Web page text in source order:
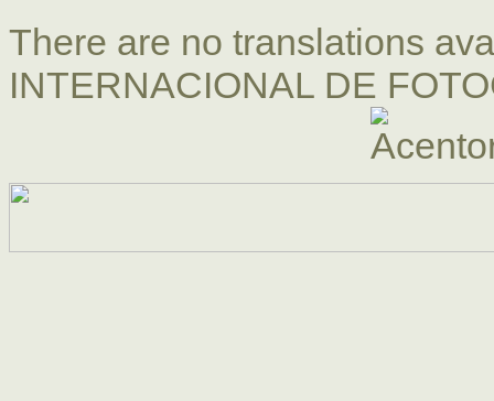
There are no translations
INTERNACIONAL DE